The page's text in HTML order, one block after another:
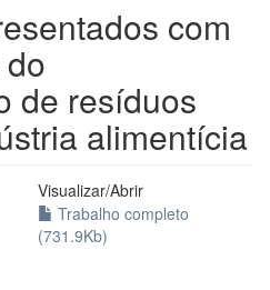
com
de resíduos
alimentícia
Visualizar/Abrir
Trabalho completo
(731.9Kb)